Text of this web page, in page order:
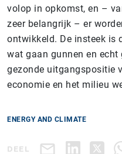
volop in opkomst, en –
zeer belangrijk – er
ontwikkeld. De insteek is
wat gaan gunnen en echt
gezonde uitgangspositie
economie en het milieu
ENERGY AND CLIMATE
DEEL